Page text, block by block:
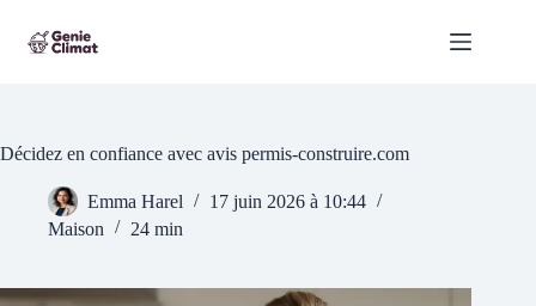
contenu
Décidez en confiance avec avis permis-construire.com
Emma Harel
17 juin 2026 à 10:44
Maison
24 min